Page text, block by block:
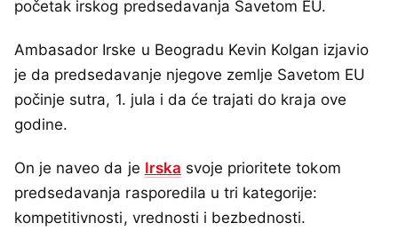
početak irskog predsedavanja Savetom EU.
Ambasador Irske u Beogradu Kevin Kolgan izjavio
je da predsedavanje njegove zemlje Savetom EU
počinje sutra, 1. jula i da će trajati do kraja ove
godine.
On je naveo da je Irska svoje prioritete tokom
predsedavanja rasporedila u tri kategorije:
kompetitivnosti, vrednosti i bezbednosti.